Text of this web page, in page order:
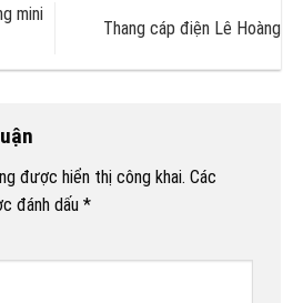
mini
Thang cáp điện Lê Hoàng
được hiển thị công khai. Các
đánh dấu *